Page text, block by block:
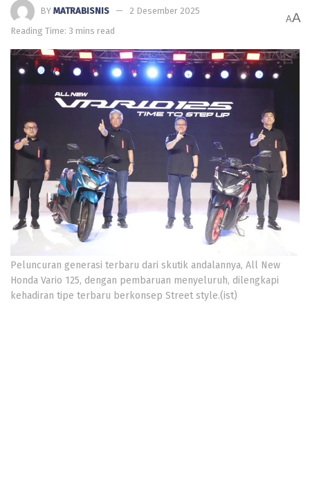
BY MATRABISNIS
2 Desember 2025
Reading Time: 3 mins read
AA
Peluncuran generasi terbaru dari skutik andalannya, All New
Honda Vario 125, dengan pembaruan menyeluruh, dilengkapi
kehadiran tipe terbaru berkonsep Street style.(ist)